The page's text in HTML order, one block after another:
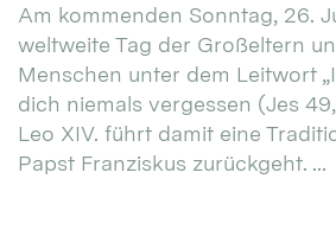
Am kommenden Sonntag, 26.
weltweite Tag der Großeltern
Menschen unter dem Leitwort
dich niemals vergessen (Jes
Leo XIV. führt damit eine
Papst Franziskus zurückgeht. ...